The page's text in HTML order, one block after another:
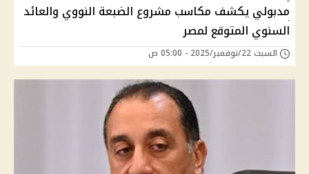
مدبولي يكشف مكاسب مشروع الضبعة النووي والعائد
السنوي المتوقع لمصر
السبت 22/نوفمبر/2025 - 05:00 ص